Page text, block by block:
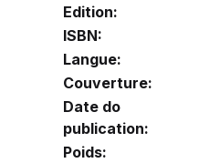
Edition:
ISBN:
Langue:
Couverture:
Date do
publication:
Poids: